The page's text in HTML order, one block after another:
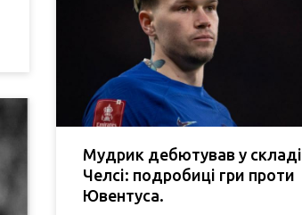
Мудрик дебютував у складі
Челсі: подробиці гри проти
Ювентуса.